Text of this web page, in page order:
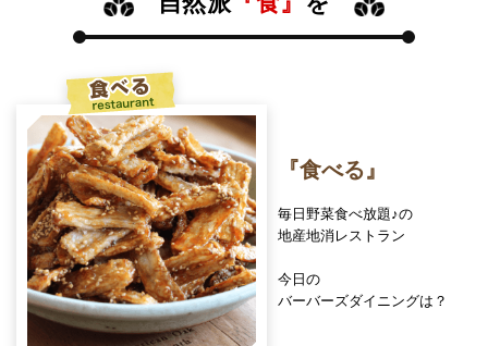
『食べる』
毎日野菜食べ放題♪の
地産地消レストラン
今日の
バーバーズダイニングは？